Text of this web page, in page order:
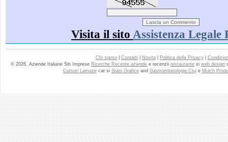
Visita il sito Assistenza Legale
Chi siamo| Contatti| Novita| Politica della Privacy|
© 2026. Aziende Italiane Siti Imprese Ricerche Recente aziende e recenzii restaurante si web design
Cursuri Lamazecat si Statii Graficeand Gastroenterologie Cluje Mulch